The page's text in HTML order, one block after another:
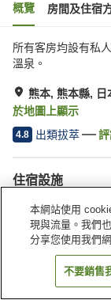
概覽 房間及住宿
所有客房均設有私
溫泉。
熊本, 熊本縣, 日
於地圖上顯示
4.8 出類拔萃 評
住宿設施
停車場
休息室
本網站使用
現與流量。我們
分享您使用我們
不要銷售